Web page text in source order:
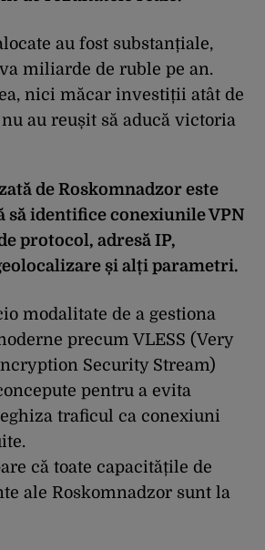
au fost substanțiale,
miliarde de ruble pe an.
nici măcar investiții atât de
au reușit să aducă victoria
de Roskomnadzor este
să identifice conexiunile VPN
protocol, adresă IP,
și alți parametri.
modalitate de a gestiona
precum VLESS (Very
Security Stream)
pentru a evita
traficul ca conexiuni
că toate capacitățile de
ale Roskomnadzor sunt la